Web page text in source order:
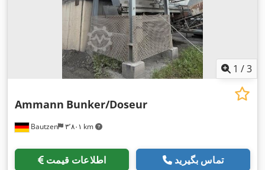
1 /3
Bautzen ۳٬۸۰۱ km
Ammann Bunker/Doseur
اطلاعات قیمت تماس بگیرید